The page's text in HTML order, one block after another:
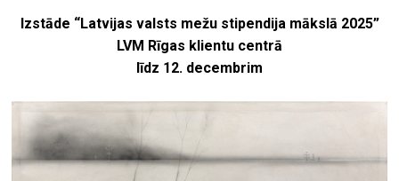
Izstāde “Latvijas valsts mežu stipendija mākslā 2025”
LVM Rīgas klientu centrā
līdz 12. decembrim